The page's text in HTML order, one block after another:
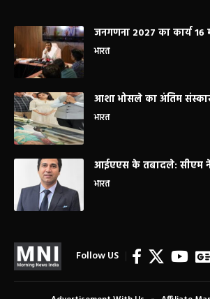
जनगणना 2027 का कार्य
भारत
आशा भोसले का अंतिम
भारत
आईएएस के तबादले: सीएम
भारत
Follow US